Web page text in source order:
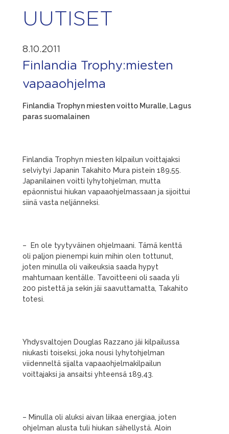
UUTISET
8.10.2011
Finlandia Trophy:miesten
vapaaohjelma
Finlandia Trophyn miesten voitto Muralle, Lagus
paras suomalainen
Finlandia Trophyn miesten kilpailun voittajaksi
selviytyi Japanin Takahito Mura pistein 189,55.
Japanilainen voitti lyhytohjelman, mutta
epäonnistui hiukan vapaaohjelmassaan ja sijoittui
siinä vasta neljänneksi.
– En ole tyytyväinen ohjelmaani. Tämä kenttä
oli paljon pienempi kuin mihin olen tottunut,
joten minulla oli vaikeuksia saada hypyt
mahtumaan kentälle. Tavoitteeni oli saada yli
200 pistettä ja sekin jäi saavuttamatta, Takahito
totesi.
Yhdysvaltojen Douglas Razzano jäi kilpailussa
niukasti toiseksi, joka nousi lyhytohjelman
viidenneltä sijalta vapaaohjelmakilpailun
voittajaksi ja ansaitsi yhteensä 189,43.
– Minulla oli aluksi aivan liikaa energiaa, joten
ohjelman alusta tuli hiukan sähellystä. Aloin